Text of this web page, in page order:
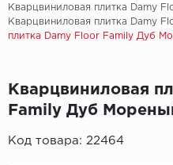
Паркетная доска
Подложка
Кварцвиниловая плитка Damy
Кварцвиниловая плитка Damy
плитка Damy Floor Family Дуб
Кварцвиниловая
Family Дуб
Код товара: 22464